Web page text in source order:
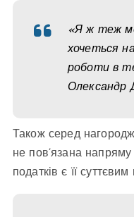
«Я ж теж
хочеться
роботи в
Олександр
Також серед
не пов’язана
податків є її